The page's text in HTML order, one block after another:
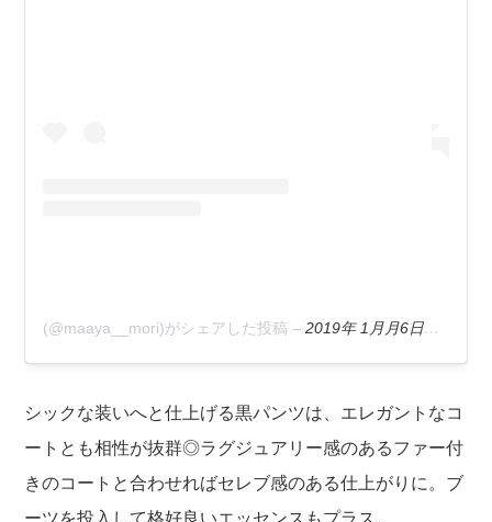
(@maaya__mori)がシェアした投稿 –2019年 1月月6日午前7時01分PST
シックな装いへと仕上げる黒パンツは、エレガントなコ
ートとも相性が抜群◎ラグジュアリー感のあるファー付
きのコートと合わせればセレブ感のある仕上がりに。ブ